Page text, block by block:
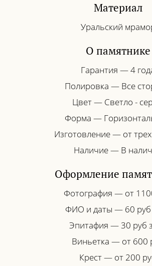
Материал
Уральский
О памятнике
Гарантия — 4
Полировка — Все
Цвет — Светло -
Форма —
Изготовление — от
Наличие — В
Оформление
Фотография — от
ФИО и даты — 60 руб
Эпитафия — 30 руб
Виньетка — от 600
Крест — от 200